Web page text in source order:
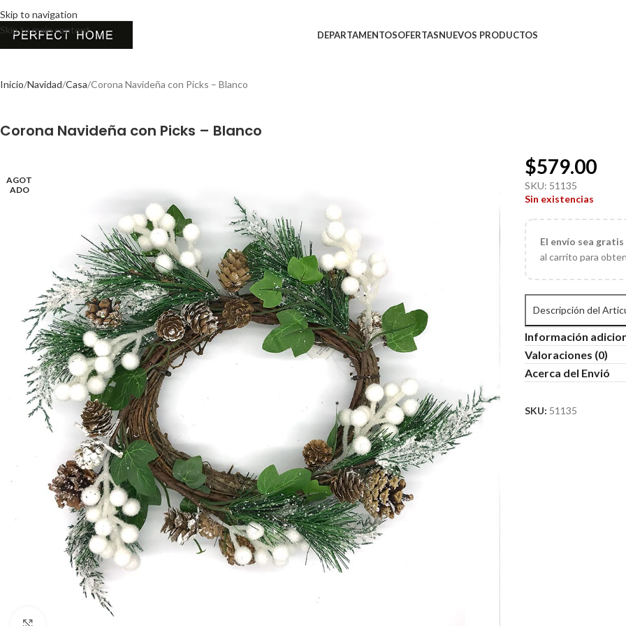
Skip to navigation
Skip to main content
DEPARTAMENTOSOFERTASNUEVOS PRODUCTOS
Inicio Navidad Casa Corona Navideña con Picks – Blanco
Corona Navideña con Picks – Blanco
AGOT
ADO
$579.00
SKU: 51135
Sin existencias
El envío sea
al carrito para
Descripción del
Información
Valoraciones (0)
Acerca del Envió
SKU: 51135